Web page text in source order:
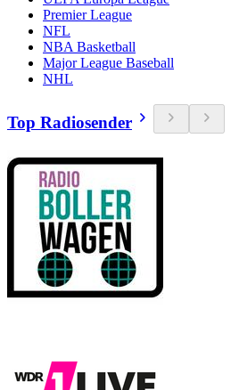
Premier League
NFL
NBA Basketball
Major League Baseball
NHL
Top Radiosender